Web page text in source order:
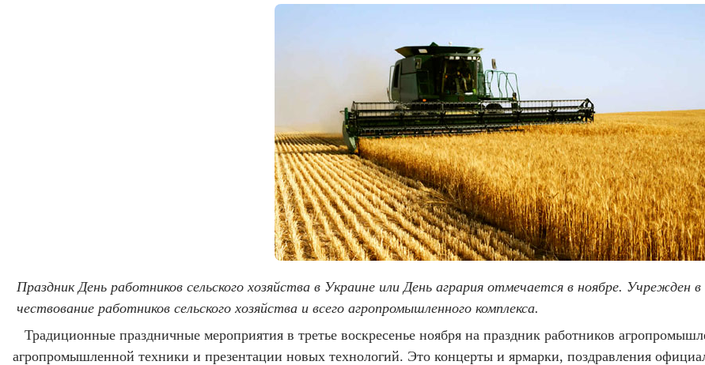
Праздник День работников сельского хозяйства в Украине или День агрария отмечается в ноябре.
чествование работников сельского хозяйства и всего агропромышленного комплекса.
Традиционные праздничные мероприятия в третье воскресенье ноября на праздник работников
агропромышленной техники и презентации новых технологий. Это концерты и ярмарки, поздравления